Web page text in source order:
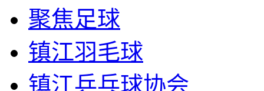
聚焦足球
镇江羽毛球
镇江乒乓球协会